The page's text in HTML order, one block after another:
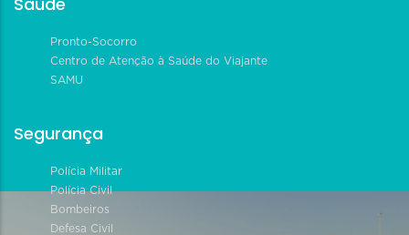
Pronto-Socorro
Centro de Atenção à Saúde do Viajante
SAMU
Segurança
Polícia Militar
Polícia Civil
Bombeiros
Defesa Civil